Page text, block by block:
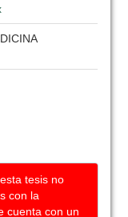
tesis no
con la
cuenta con un